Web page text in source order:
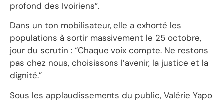
profond des Ivoiriens”.
Dans un ton mobilisateur, elle a exhorté les
populations à sortir massivement le 25 octobre,
jour du scrutin : “Chaque voix compte. Ne restons
pas chez nous, choisissons l’avenir, la justice et la
dignité.”
Sous les applaudissements du public, Valérie Yapo